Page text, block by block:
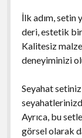
İlk adım, setin
deri, estetik
Kalitesiz
deneyiminizi
Seyahat
Ayrıca, bu
görsel olarak